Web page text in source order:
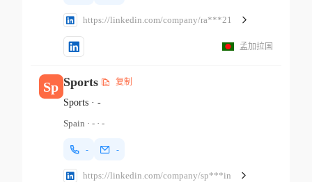
https://linkedin.com/company/ra***21
孟加拉国
Sp Sports 复制
Sports· -
Spain · -· -
- -
https://linkedin.com/company/sp***in